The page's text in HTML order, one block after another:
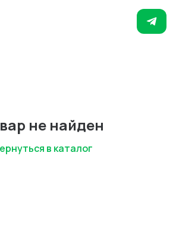
не найден
в каталог